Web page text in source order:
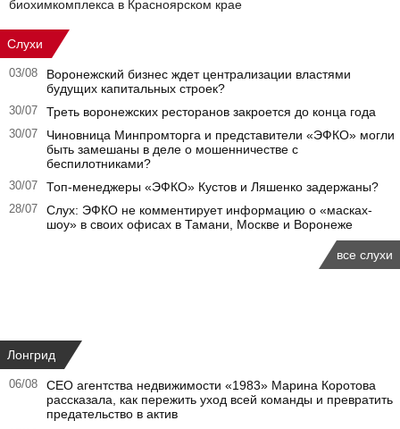
биохимкомплекса в Красноярском крае
Слухи
03/08
Воронежский бизнес ждет централизации властями
будущих капитальных строек?
30/07 Треть воронежских ресторанов закроется до конца года
30/07
Чиновница Минпромторга и представители «ЭФКО» могли
быть замешаны в деле о мошенничестве с
беспилотниками?
30/07 Топ-менеджеры «ЭФКО» Кустов и Ляшенко задержаны?
28/07
Слух: ЭФКО не комментирует информацию о «масках-
шоу» в своих офисах в Тамани, Москве и Воронеже
все слухи
Лонгрид
06/08
CEO агентства недвижимости «1983» Марина Коротова
рассказала, как пережить уход всей команды и превратить
предательство в актив